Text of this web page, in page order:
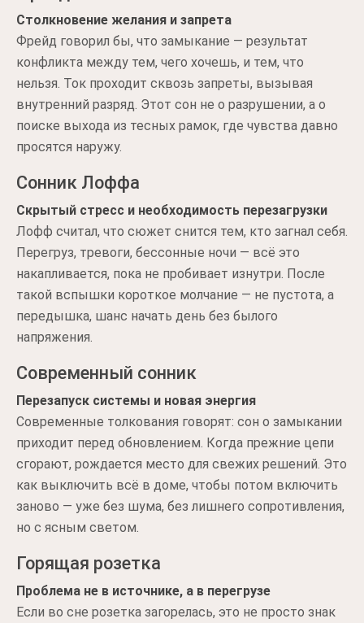
Столкновение желания и запрета
Фрейд говорил бы, что замыкание — результат
конфликта между тем, чего хочешь, и тем, что
нельзя. Ток проходит сквозь запреты, вызывая
внутренний разряд. Этот сон не о разрушении, а о
поиске выхода из тесных рамок, где чувства давно
просятся наружу.
Сонник Лоффа
Скрытый стресс и необходимость перезагрузки
Лофф считал, что сюжет снится тем, кто загнал себя.
Перегруз, тревоги, бессонные ночи — всё это
накапливается, пока не пробивает изнутри. После
такой вспышки короткое молчание — не пустота, а
передышка, шанс начать день без былого
напряжения.
Современный сонник
Перезапуск системы и новая энергия
Современные толкования говорят: сон о замыкании
приходит перед обновлением. Когда прежние цепи
сгорают, рождается место для свежих решений. Это
как выключить всё в доме, чтобы потом включить
заново — уже без шума, без лишнего сопротивления,
но с ясным светом.
Горящая розетка
Проблема не в источнике, а в перегрузе
Если во сне розетка загорелась, это не просто знак